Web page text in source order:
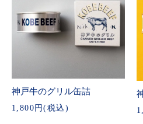
神戸牛のグリル缶詰
1,800円(税込)